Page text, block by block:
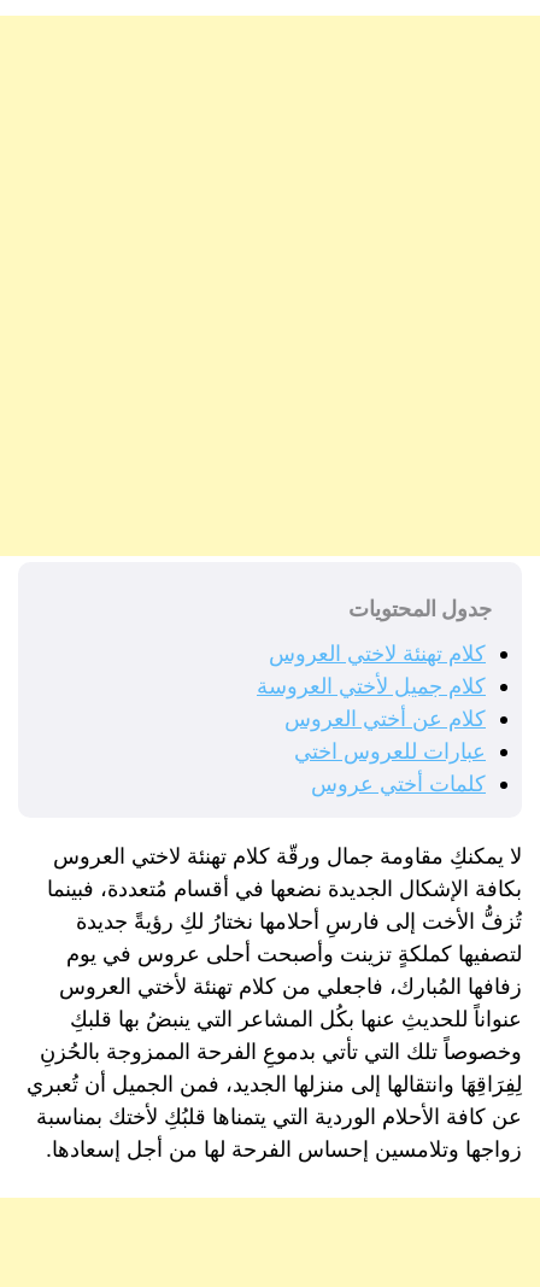
جدول المحتويات
كلام تهنئة لاختي العروس
كلام جميل لأختي العروسة
كلام عن أختي العروس
عبارات للعروس اختي
كلمات أختي عروس
لا يمكنكِ مقاومة جمال ورقّة كلام تهنئة لاختي العروس
بكافة الإشكال الجديدة نضعها في أقسام مُتعددة، فبينما
تُزفُّ الأخت إلى فارسِ أحلامها نختارُ لكِ رؤيةً جديدة
لتصفيها كملكةٍ تزينت وأصبحت أحلى عروس في يوم
زفافها المُبارك، فاجعلي من كلام تهنئة لأختي العروس
عنواناً للحديثِ عنها بكُل المشاعر التي ينبضُ بها قلبكِ
وخصوصاً تلك التي تأتي بدموعِ الفرحة الممزوجة بالحُزنِ
لِفِرَاقِهَا وانتقالها إلى منزلها الجديد، فمن الجميل أن تُعبري
عن كافة الأحلام الوردية التي يتمناها قلبُكِ لأختك بمناسبة
زواجها وتلامسين إحساس الفرحة لها من أجل إسعادها.